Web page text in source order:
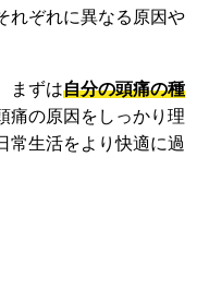
れぞれに異なる原因や
まずは自分の頭痛の種
痛の原因をしっかり理
常生活をより快適に過